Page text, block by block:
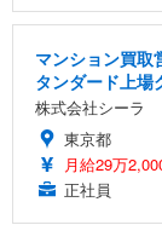
マンション買取
タンダード上場
株式会社シーラ
東京都
月給29万
正社員